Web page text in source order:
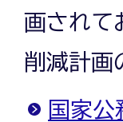
画されて
削減計画
国家